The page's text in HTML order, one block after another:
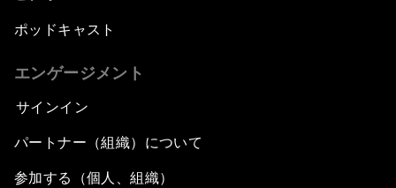
ポッドキャスト
エンゲージメント
サインイン
パートナー（組織）について
参加する（個人、組織）